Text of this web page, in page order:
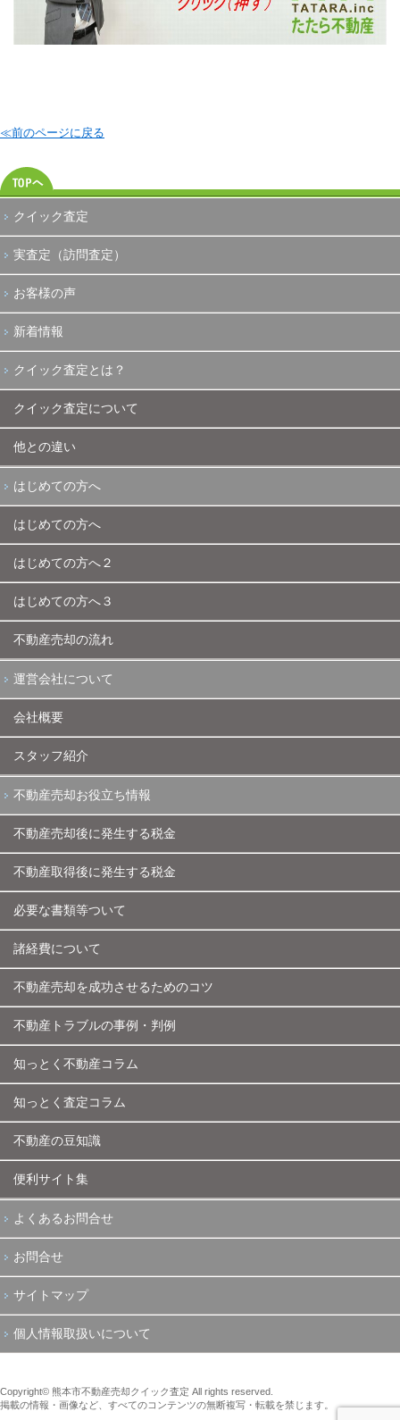
≪前のページに戻る
クイック査定
実査定（訪問査定）
お客様の声
新着情報
クイック査定とは？
クイック査定について
他との違い
はじめての方へ
はじめての方へ
はじめての方へ２
はじめての方へ３
不動産売却の流れ
運営会社について
会社概要
スタッフ紹介
不動産売却お役立ち情報
不動産売却後に発生する税金
不動産取得後に発生する税金
必要な書類等ついて
諸経費について
不動産売却を成功させるためのコツ
不動産トラブルの事例・判例
知っとく不動産コラム
知っとく査定コラム
不動産の豆知識
便利サイト集
よくあるお問合せ
お問合せ
サイトマップ
個人情報取扱いについて
Copyright© 熊本市不動産売却クイック査定 All rights reserved.
掲載の情報・画像など、すべてのコンテンツの無断複写・転載を禁じます。